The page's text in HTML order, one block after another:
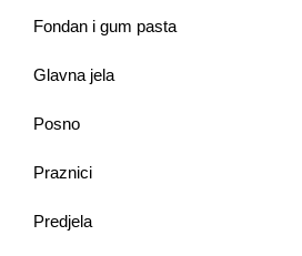
Fondan i gum pasta
Glavna jela
Posno
Praznici
Predjela